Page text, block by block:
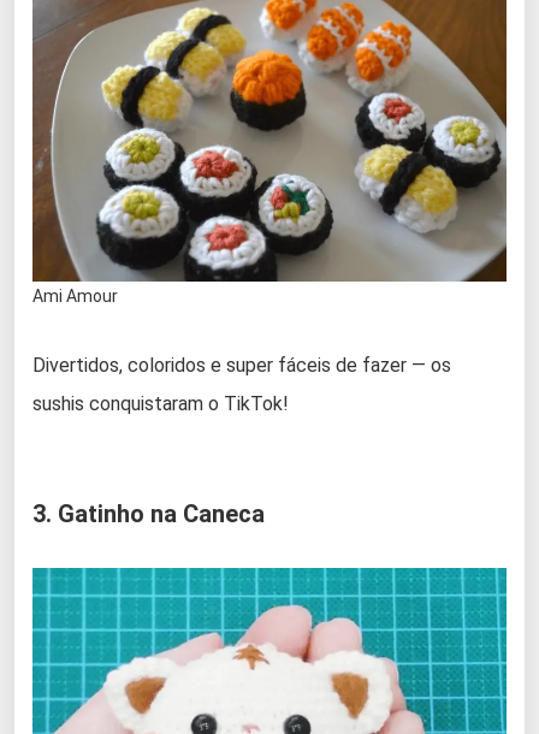
Ami Amour
Divertidos, coloridos e super fáceis de fazer — os
sushis conquistaram o TikTok!
3. Gatinho na Caneca